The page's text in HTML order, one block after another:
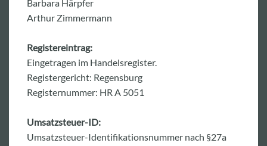
Barbara Härpfer
Arthur Zimmermann
Registereintrag:
Eingetragen im Handelsregister.
Registergericht: Regensburg
Registernummer: HR A 5051
Umsatzsteuer-ID:
Umsatzsteuer-Identifikationsnummer nach §27a